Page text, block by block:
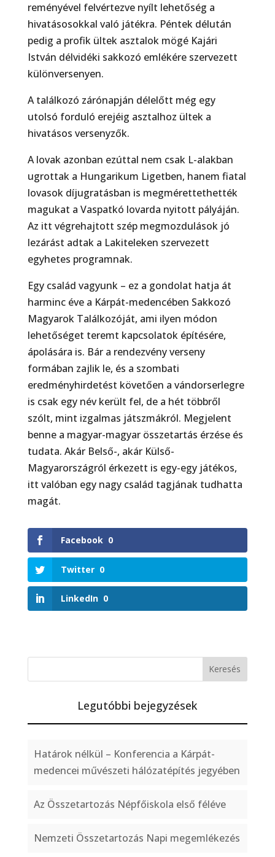
reményével felvértezve nyílt lehetőség a
hivatásosokkal való játékra. Péntek délután
pedig a profik ültek asztalok mögé Kajári
István délvidéki sakkozó emlékére szervezett
különversenyen.
A találkozó zárónapján délelőtt még egy
utolsó forduló erejéig asztalhoz ültek a
hivatásos verseny­zők.
A lovak azonban ezúttal nem csak L-alakban
ugrottak a Hungarikum Ligetben, hanem fiatal
lo­vasok díjugratásban is megmérettethették
magukat a Vaspatkó lovarda nyitott pályáján.
Az itt végre­hajtott szép megmozdulások jó
lezárást adtak a Lakiteleken szervezett
egyhetes programnak.
Egy család vagyunk – ez a gondolat hatja át
harminc éve a Kárpát-medencében Sakkozó
Magyarok Találkozóját, ami ilyen módon
lehetőséget teremt kapcsolatok építésére,
ápolására is. Bár a rendezvény verseny
formában zajlik le, és a szombati
eredményhirdetést követően a vándorserlegre
is csak egy név ke­rült fel, de a hét többről
szólt, mint izgalmas játszmákról. Megjelent
benne a magyar-magyar össze­tartás érzése és
tudata. Akár Belső-, akár Külső-
Magyarországról érkezett is egy-egy játékos,
itt való­ban egy nagy család tagjának tudhatta
magát.
Facebook 0
Twitter 0
LinkedIn 0
Legutóbbi bejegyzések
Határok nélkül – Konferencia a Kárpát-
medencei művészeti hálózatépítés jegyében
Az Összetartozás Népfőiskola első féléve
Nemzeti Összetartozás Napi megemlékezés